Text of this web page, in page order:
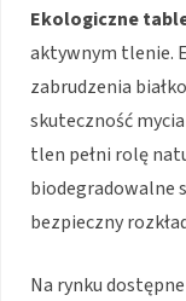
Ekologiczne
aktywnym tlenie.
zabrudzenia
skuteczność
tlen pełni rolę
biodegradowalne
bezpieczny
Na rynku